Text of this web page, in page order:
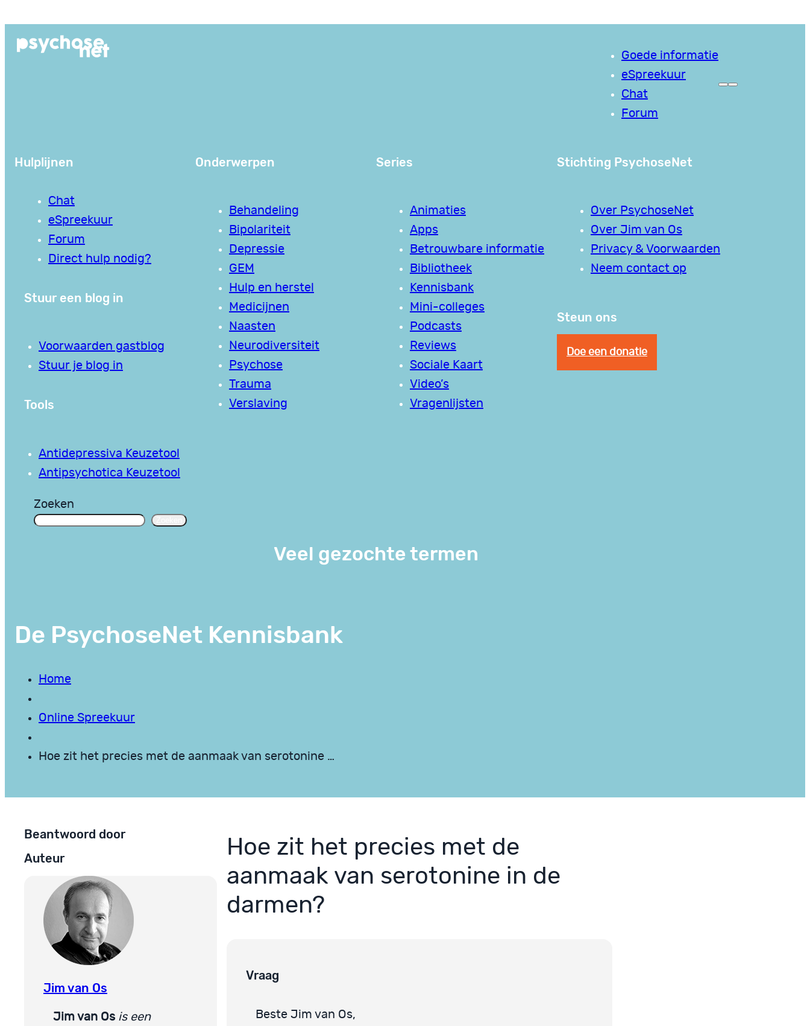
de
Goede informatie
eSpreekuur
Chat
Forum
Hulplijnen
Chat
eSpreekuur
Forum
Direct hulp nodig?
Stuur een blog in
Voorwaarden gastblog
Stuur je blog in
Tools
Antidepressiva Keuzetool
Antipsychotica Keuzetool
Onderwerpen
Behandeling
Bipolariteit
Depressie
GEM
Hulp en herstel
Medicijnen
Naasten
Neurodiversiteit
Psychose
Trauma
Verslaving
Series
Animaties
Apps
Betrouwbare informatie
Bibliotheek
Kennisbank
Mini-colleges
Podcasts
Reviews
Sociale Kaart
Video’s
Vragenlijsten
Stichting PsychoseNet
Over PsychoseNet
Over Jim van Os
Privacy & Voorwaarden
Neem contact op
Steun ons
Doe een donatie
Zoeken
Veel gezochte termen
De PsychoseNet Kennisbank
Home
Online Spreekuur
Hoe zit het precies met de aanmaak van serotonine …
Beantwoord door
Auteur
Jim van Os
Jim van Os is een
Hoe zit het precies met de
aanmaak van serotonine in de
darmen?
Vraag
Beste Jim van Os,